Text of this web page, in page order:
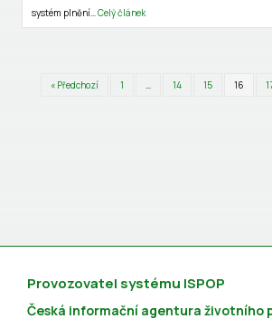
systém plnění…Celý článek
« Předchozí 1 … 14 15 16
Provozovatel systému ISPOP
Česká informační agentura životního